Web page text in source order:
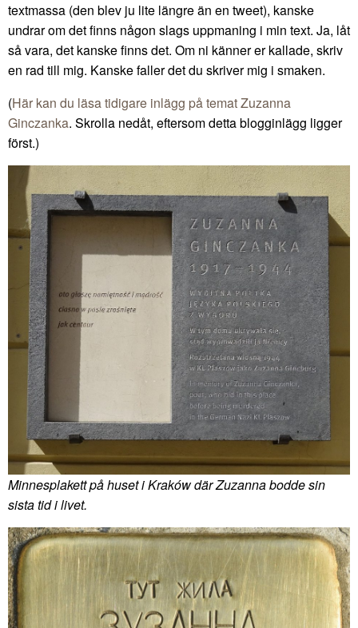
textmassa (den blev ju lite längre än en tweet), kanske
undrar om det finns någon slags uppmaning i min text. Ja, låt
så vara, det kanske finns det. Om ni känner er kallade, skriv
en rad till mig. Kanske faller det du skriver mig i smaken.
(Här kan du läsa tidigare inlägg på temat Zuzanna
Ginczanka. Skrolla nedåt, eftersom detta blogginlägg ligger
först.)
Minnesplakett på huset i Kraków där Zuzanna bodde sin
sista tid i livet.